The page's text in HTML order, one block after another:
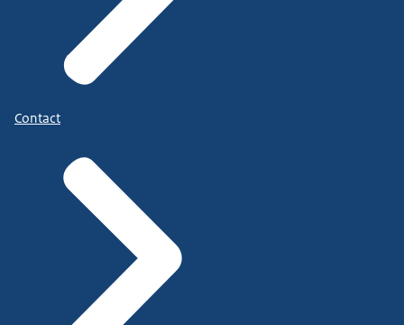
Contact